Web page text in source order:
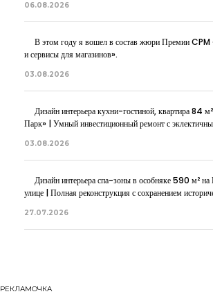
06.08.2026
В этом году я вошел в состав жюри Премии CPM
и сервисы для магазинов».
03.08.2026
Дизайн интерьера кухни-гостиной, квартира 84
Парк» | Умный инвестиционный ремонт с
03.08.2026
Дизайн интерьера спа-зоны в особняке 590 м² на
улице | Полная реконструкция с сохранением
27.07.2026
РЕКЛАМОЧКА